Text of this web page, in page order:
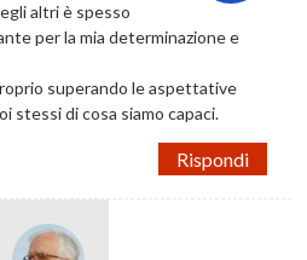
altri è spesso
per la mia determinazione e
superando le aspettative
stessi di cosa siamo capaci.
Rispondi